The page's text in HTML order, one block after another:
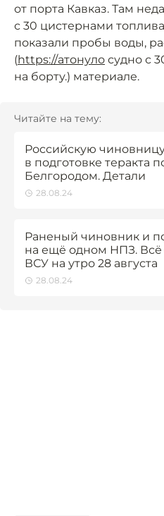
от порта Кавказ. Там
с 30 цистернами
показали пробы воды,
(https://атонуло судно с
на борту.) материале.
Читайте на тему:
Российскую
в подготовке теракта
Белгородом. Детали
28.08.24
Раненый чиновник и
на ещё одном НПЗ. Всё
ВСУ на утро 28 августа
28.08.24